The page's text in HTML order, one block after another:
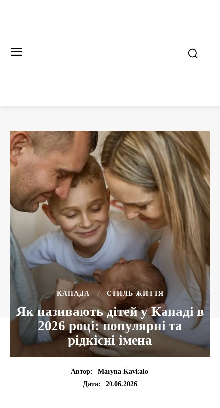
КАНАДА СТИЛЬ ЖИТТЯ
Як називають дітей у Канаді в
2026 році: популярні та
рідкісні імена
Автор:
Maryna Kavkalo
Дата:
20.06.2026